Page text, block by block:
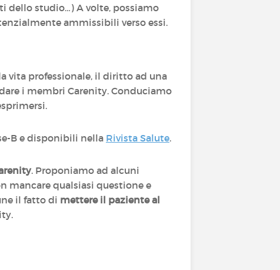
dello studio…) A volte, possiamo
ammissibili verso essi.
vita professionale, il diritto ad una
i membri Carenity. Conduciamo
B e disponibili nella Rivista Salute.
. Proponiamo ad alcuni
mancare qualsiasi questione e
il fatto di mettere il paziente al